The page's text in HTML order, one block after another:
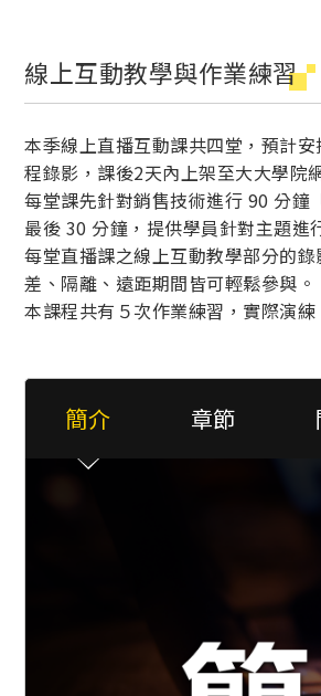
線上互動教學與作業練習
本季線上直播互動課共四堂，預計
程錄影，課後2天內上架至大大學院
每堂課先針對銷售技術進行 90 分鐘
最後 30 分鐘，提供學員針對主題進
每堂直播課之線上互動教學部分的
差、隔離、遠距期間皆可輕鬆參與。
本課程共有５次作業練習，實際演練
簡介 章節